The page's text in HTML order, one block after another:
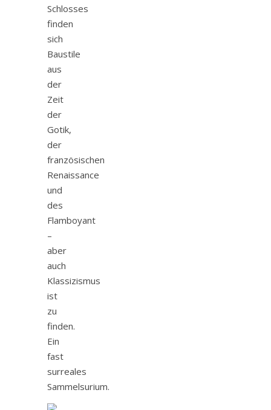
Schlosses
finden
sich
Baustile
aus
der
Zeit
der
Gotik,
der
französischen
Renaissance
und
des
Flamboyant
–
aber
auch
Klassizismus
ist
zu
finden.
Ein
fast
surreales
Sammelsurium.